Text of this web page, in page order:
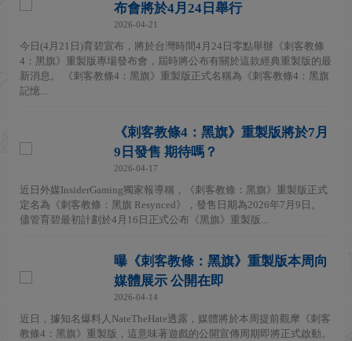
布會將於4月24日舉行
2026-04-21
今日(4月21日)育碧宣布，將於台灣時間4月24日零點舉辦《刺客教條
4：黑旗》重製版專場發布會，屆時將公布有關於這款經典重製版的最
新消息。 《刺客教條4：黑旗》重製版正式名稱為《刺客教條4：黑旗
記憶...
《刺客教條4：黑旗》重製版將於7月
9日發售 期待嗎？
2026-04-17
近日外媒InsiderGaming獨家報導稱，《刺客教條：黑旗》重製版正式
定名為《刺客教條：黑旗 Resynced》，發售日期為2026年7月9日。
儘管育碧最初計劃於4月16日正式公布《黑旗》重製版...
曝《刺客教條：黑旗》重製版本周向
媒體展示 公開在即
2026-04-14
近日，據知名爆料人NateTheHate透露，媒體將於本周提前觀摩《刺客
教條4：黑旗》重製版，這意味著遊戲的公開宣傳周期即將正式啟動。